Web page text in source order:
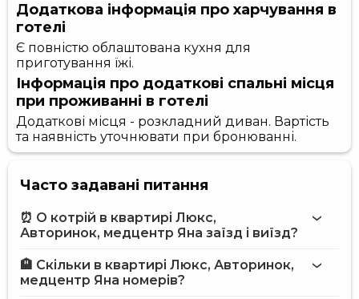
Додаткова інформація про харчування в
готелі
Є повністю облаштована кухня для
приготування їжі.
Інформація про додаткові спальні місця
при проживанні в готелі
Додаткові місця - розкладний диван. Вартість
та наявність уточнювати при бронюванні.
Часто задавані питання
⏰ О котрій в квартирі Люкс,
Авторинок, медцентр Яна заїзд і виїзд?
Більше інформації про Квартира Люкс, Авторинок,
медцентр Яна
🏨 Скільки в квартирі Люкс, Авторинок,
медцентр Яна номерів?